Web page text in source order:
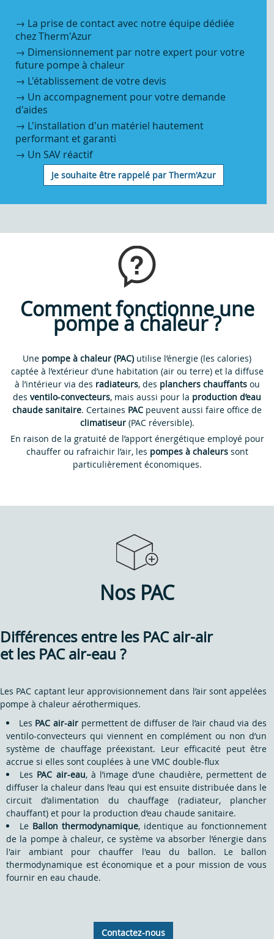
→ La prise de contact avec notre équipe dédiée
chez Therm'Azur
→ Dimensionnement par notre expert pour votre
future pompe à chaleur
→ L'établissement de votre devis
→ Un accompagnement pour votre demande
d'aides
→ L'installation d'un matériel hautement
performant et garanti
→ Un SAV réactif
Je souhaite être rappelé par Therm'Azur
Comment fonctionne une
pompe à chaleur ?
Une pompe à chaleur (PAC)utilise l’énergie (les calories)
captée à l’extérieur d’une habitation (air ou terre) et la diffuse
à l’intérieur via des radiateurs, des planchers chauffantsou
des ventilo-convecteurs, mais aussi pour la production d’eau
chaude sanitaire. Certaines PAC peuvent aussi faire office de
climatiseur(PAC réversible).
En raison de la gratuité de l’apport énergétique employé pour
chauffer ou rafraichir l’air, les pompes à chaleurssont
particulièrement économiques.
Nos PAC
Différences entre les PAC air-air
et les PAC air-eau ?
Les PAC captant leur approvisionnement dans l’air sont appelées
pompe à chaleur aérothermiques.
Les PAC air-airpermettent de diffuser de l’air chaud via des
ventilo-convecteurs qui viennent en complément ou non d’un
système de chauffage préexistant. Leur efficacité peut être
accrue si elles sont couplées à une VMC double-flux
Les PAC air-eau, à l’image d’une chaudière, permettent de
diffuser la chaleur dans l’eau qui est ensuite distribuée dans le
circuit d’alimentation du chauffage (radiateur, plancher
chauffant) et pour la production d’eau chaude sanitaire.
Le Ballon thermodynamique, identique au fonctionnement
de la pompe à chaleur, ce système va absorber l’énergie dans
l'air ambiant pour chauffer l'eau du ballon. Le ballon
thermodynamique est économique et a pour mission de vous
fournir en eau chaude.
Contactez-nous